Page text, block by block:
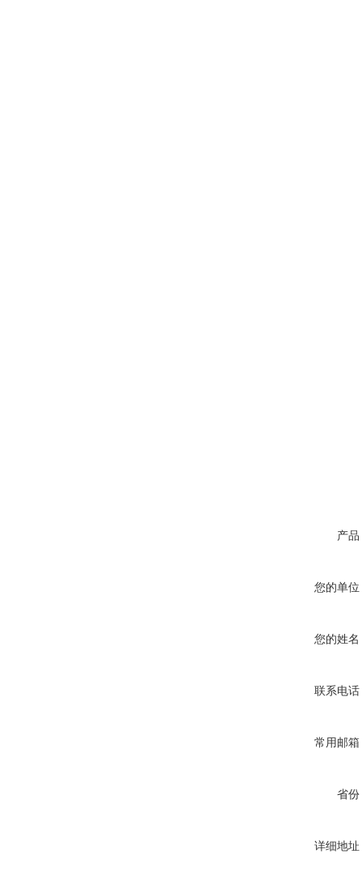
产品
您的单位
您的姓名
联系电话
常用邮箱
省份
详细地址